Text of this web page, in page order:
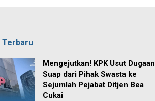
Mengejutkan! KPK Usut Dugaan
Suap dari Pihak Swasta ke
Sejumlah Pejabat Ditjen Bea
Cukai